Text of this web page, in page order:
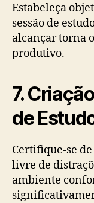
Estabeleça
sessão de
alcançar torna
produtivo.
7.
de
Certifique-se de
livre de
ambiente